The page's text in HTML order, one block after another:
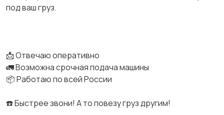
под ваш груз.
📩 Отвечаю оперативно
🚛 Возможна срочная подача машины
📦 Работаю по всей России
☎️ Быстрее звони! А то повезу груз другим!